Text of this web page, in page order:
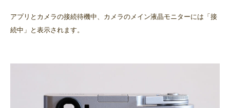
アプリとカメラの接続待機中、カメラのメイン液晶モニターには「接
続中」と表示されます。